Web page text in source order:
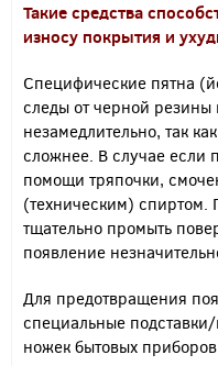
Такие средства
износу покрытия и
Специфические пятна
следы от черной резины
незамедлительно, так
сложнее. В случае если
помощи тряпочки,
(техническим) спиртом.
тщательно промыть
появление
Для предотвращения
специальные
ножек бытовых